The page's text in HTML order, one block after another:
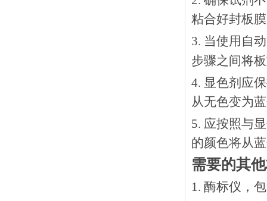
粘合好封板
3. 当使用自
步骤之间将
4. 显色剂应
从无色变为
5. 应按照与
的颜色将从
需要的其
1. 酶标仪，